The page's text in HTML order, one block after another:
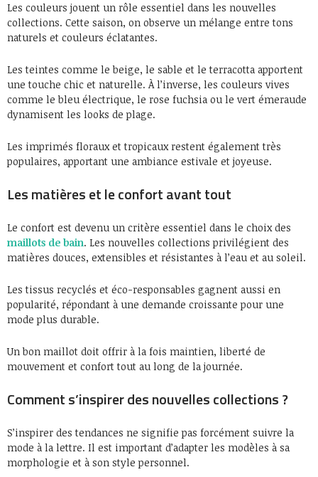
Les couleurs jouent un rôle essentiel dans les nouvelles
collections. Cette saison, on observe un mélange entre tons
naturels et couleurs éclatantes.
Les teintes comme le beige, le sable et le terracotta apportent
une touche chic et naturelle. À l’inverse, les couleurs vives
comme le bleu électrique, le rose fuchsia ou le vert émeraude
dynamisent les looks de plage.
Les imprimés floraux et tropicaux restent également très
populaires, apportant une ambiance estivale et joyeuse.
Les matières et le confort avant tout
Le confort est devenu un critère essentiel dans le choix des
maillots de bain. Les nouvelles collections privilégient des
matières douces, extensibles et résistantes à l’eau et au soleil.
Les tissus recyclés et éco-responsables gagnent aussi en
popularité, répondant à une demande croissante pour une
mode plus durable.
Un bon maillot doit offrir à la fois maintien, liberté de
mouvement et confort tout au long de la journée.
Comment s’inspirer des nouvelles collections ?
S’inspirer des tendances ne signifie pas forcément suivre la
mode à la lettre. Il est important d’adapter les modèles à sa
morphologie et à son style personnel.